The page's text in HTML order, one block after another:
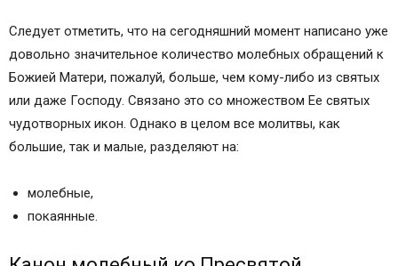
Следует отметить, что на сегодняшний момент написано уже
довольно значительное количество молебных обращений к
Божией Матери, пожалуй, больше, чем кому-либо из святых
или даже Господу. Связано это со множеством Ее святых
чудотворных икон. Однако в целом все молитвы, как
большие, так и малые, разделяют на:
молебные,
покаянные.